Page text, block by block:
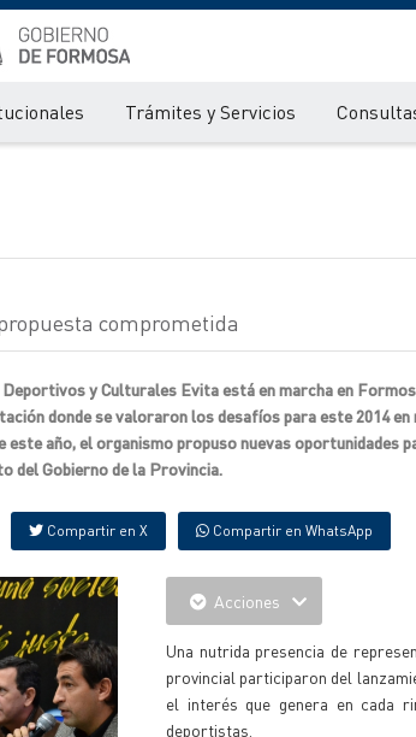
Trámites y Servicios
comprometida
Deportivos y Culturales Evita está en marcha en
donde se valoraron los desafíos para este 2014
año, el organismo propuso nuevas oportunidades
del Gobierno de la Provincia.
Compartir en X Compartir en WhatsApp
Acciones
Una nutrida presencia de
provincial participaron del
el interés que genera en cada
deportistas.